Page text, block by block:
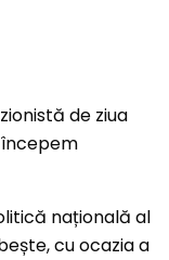
națională al
cu ocazia a